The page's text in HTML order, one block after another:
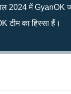
2024 में GyanOK
टीम का हिस्सा हैं।